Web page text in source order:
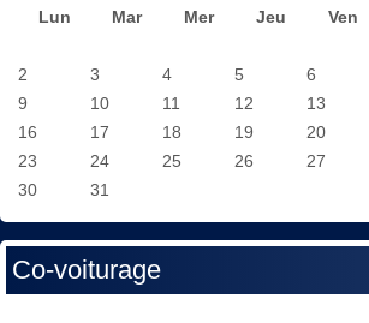
Lun
Mar Mer Jeu Ven
2
3 4 5 6
9
10 11 12 13
16
17 18 19 20
23
24 25 26 27
30
31
Co-voiturage